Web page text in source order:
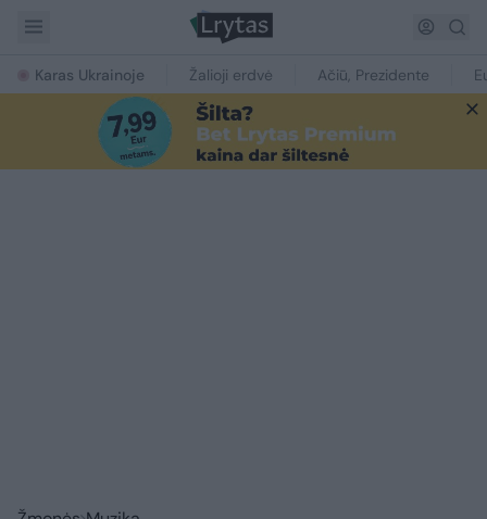
Karas Ukrainoje Žalioji erdvė Ačiū, Prezidente